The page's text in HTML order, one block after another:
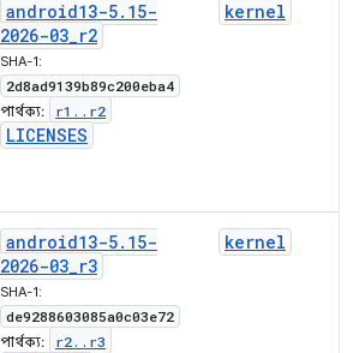
android13-5. 15-
2026-03_r2
SHA-1:
2d8ad9139b89c200eba4
পার্থক্য: r1 . . r2
LICENSES
kernel
android13-5. 15-
2026-03_r3
SHA-1:
de9288603085a0c03e72
পার্থক্য: r2. . r3
kernel